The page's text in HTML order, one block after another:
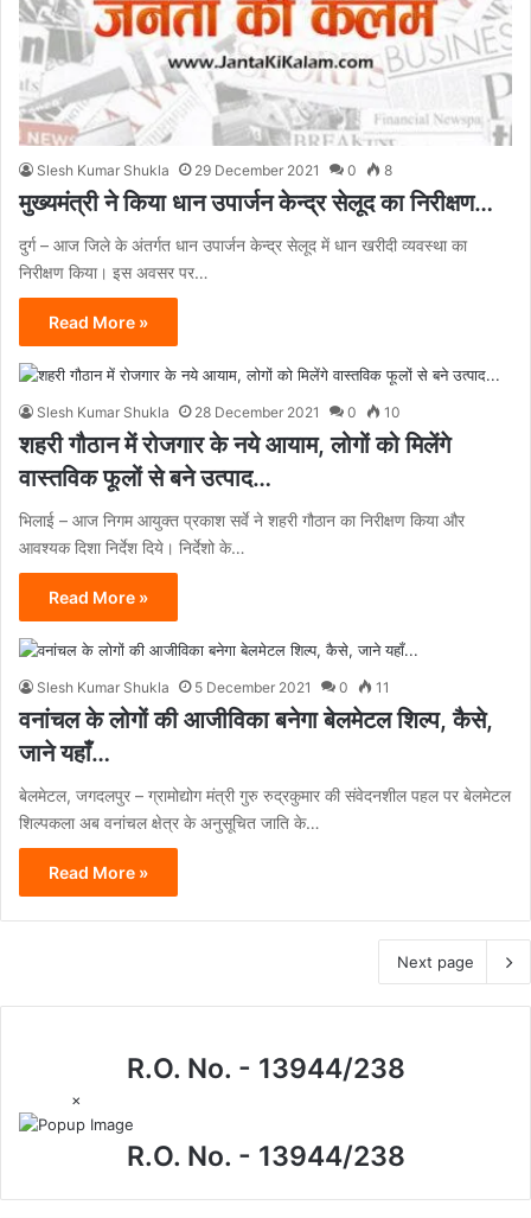
Slesh Kumar Shukla 29 December 2021 0 8
मुख्यमंत्री ने किया धान उपार्जन केन्द्र सेलूद का निरीक्षण…
दुर्ग – आज जिले के अंतर्गत धान उपार्जन केन्द्र सेलूद में धान खरीदी व्यवस्था का
निरीक्षण किया। इस अवसर पर…
Read More »
Slesh Kumar Shukla 28 December 2021 0 10
शहरी गौठान में रोजगार के नये आयाम, लोगों को मिलेंगे
वास्तविक फूलों से बने उत्पाद…
भिलाई – आज निगम आयुक्त प्रकाश सर्वे ने शहरी गौठान का निरीक्षण किया और
आवश्यक दिशा निर्देश दिये। निर्देशो के…
Read More »
Slesh Kumar Shukla 5 December 2021 0 11
वनांचल के लोगों की आजीविका बनेगा बेलमेटल शिल्प, कैसे,
जाने यहाँ…
बेलमेटल, जगदलपुर – ग्रामोद्योग मंत्री गुरु रुद्रकुमार की संवेदनशील पहल पर बेलमेटल
शिल्पकला अब वनांचल क्षेत्र के अनुसूचित जाति के…
Read More »
Next page
R.O. No. - 13944/238
×
R.O. No. - 13944/238